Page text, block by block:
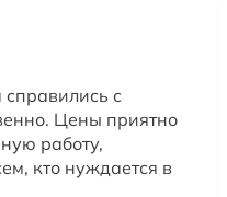
с
Цены приятно
работу,
кто нуждается в